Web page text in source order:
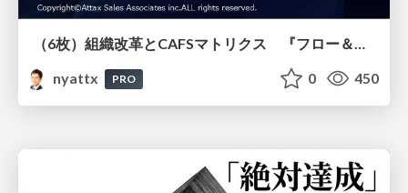
（6枚）組織改革とCAFSマトリクス 『フロー＆ストック』より
nyattx
PRO 0 450